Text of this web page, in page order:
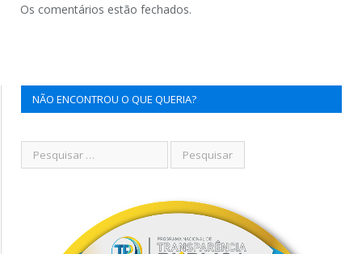
Os comentários estão fechados.
NÃO ENCONTROU O QUE QUERIA?